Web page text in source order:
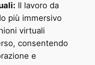
Il lavoro da
più immersivo
virtuali
consentendo
e